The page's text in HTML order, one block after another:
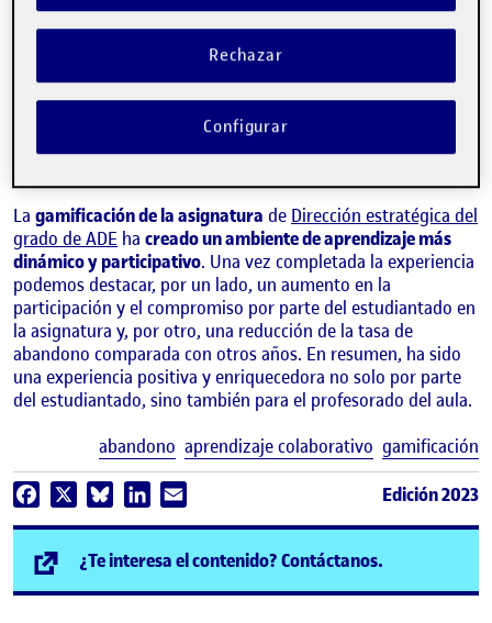
La gamificación de la asignatura de Dirección estratégica del
grado de ADE ha creado un ambiente de aprendizaje más
dinámico y participativo. Una vez completada la experiencia
podemos destacar, por un lado, un aumento en la
participación y el compromiso por parte del estudiantado en
la asignatura y, por otro, una reducción de la tasa de
abandono comparada con otros años. En resumen, ha sido
una experiencia positiva y enriquecedora no solo por parte
del estudiantado, sino también para el profesorado del aula.
abandono aprendizaje colaborativo gamificación
Facebook BlueskyLinkedIn Edición 2023
¿Te interesa el contenido? Contáctanos.
Rechazar
Configurar